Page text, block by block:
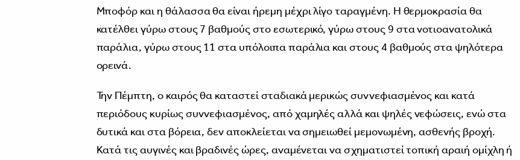
Μποφόρ και η θάλασσα θα είναι ήρεμη μέχρι λίγο ταραγμένη. Η θερμοκρασία θα
κατέλθει γύρω στους 7 βαθμούς στο εσωτερικό, γύρω στους 9 στα νοτιοανατολικά
παράλια, γύρω στους 11 στα υπόλοιπα παράλια και στους 4 βαθμούς στα ψηλότερα
ορεινά.
Την Πέμπτη, ο καιρός θα καταστεί σταδιακά μερικώς συννεφιασμένος και κατά
περιόδους κυρίως συννεφιασμένος, από χαμηλές αλλά και ψηλές νεφώσεις, ενώ στα
δυτικά και στα βόρεια, δεν αποκλείεται να σημειωθεί μεμονωμένη, ασθενής βροχή.
Κατά τις αυγινές και βραδινές ώρες, αναμένεται να σχηματιστεί τοπική αραιή ομίχλη ή